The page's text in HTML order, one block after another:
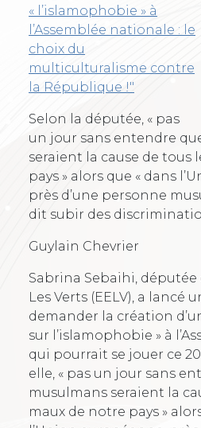
« l’islamophobie » à
l’Assemblée nationale : le
choix du
multiculturalisme contre
la République !"
Selon la députée, « pas
un jour sans entendre
seraient la cause de tous
pays » alors que « dans
près d’une personne
dit subir des
Guylain Chevrier
Sabrina Sebaihi, députée
Les Verts (EELV), a
demander la création
sur l’islamophobie » à
qui pourrait se jouer ce
elle, « pas un jour sans
musulmans seraient la
maux de notre pays »